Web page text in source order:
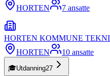
HORTEN
7 ansatte
HORTEN KOMMUNE
HORTEN
10 ansatte
🎓Utdanning27